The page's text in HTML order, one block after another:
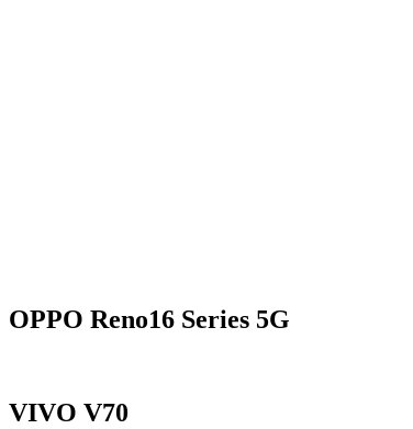
OPPO Reno16 Series 5G
VIVO V70